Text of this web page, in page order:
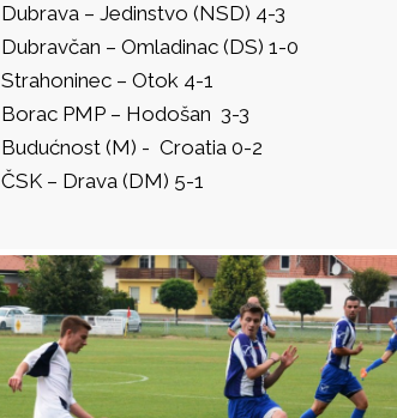
Dubrava – Jedinstvo (NSD) 4-3
Dubravčan – Omladinac (DS) 1-0
Strahoninec – Otok 4-1
Borac PMP – Hodošan 3-3
Budućnost (M) - Croatia 0-2
ČSK – Drava (DM) 5-1